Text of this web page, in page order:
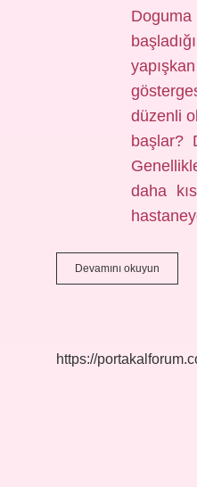
düzenli
başlar?
daha
Devamını okuyun
Bir
https://